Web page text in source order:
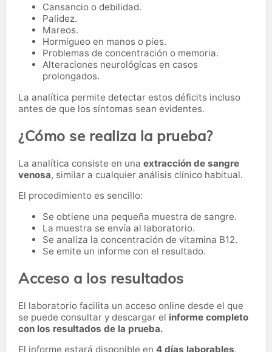
Cansancio o debilidad.
Palidez.
Mareos.
Hormigueo en manos o pies.
Problemas de concentración o memoria.
Alteraciones neurológicas en casos
prolongados.
La analítica permite detectar estos déficits incluso
antes de que los síntomas sean evidentes.
¿Cómo se realiza la prueba?
La analítica consiste en una extracción de sangre
venosa, similar a cualquier análisis clínico habitual.
El procedimiento es sencillo:
Se obtiene una pequeña muestra de sangre.
La muestra se envía al laboratorio.
Se analiza la concentración de vitamina B12.
Se emite un informe con el resultado.
Acceso a los resultados
El laboratorio facilita un acceso online desde el que
se puede consultar y descargar el informe completo
con los resultados de la prueba.
El informe estará disponible en 4 días laborables.